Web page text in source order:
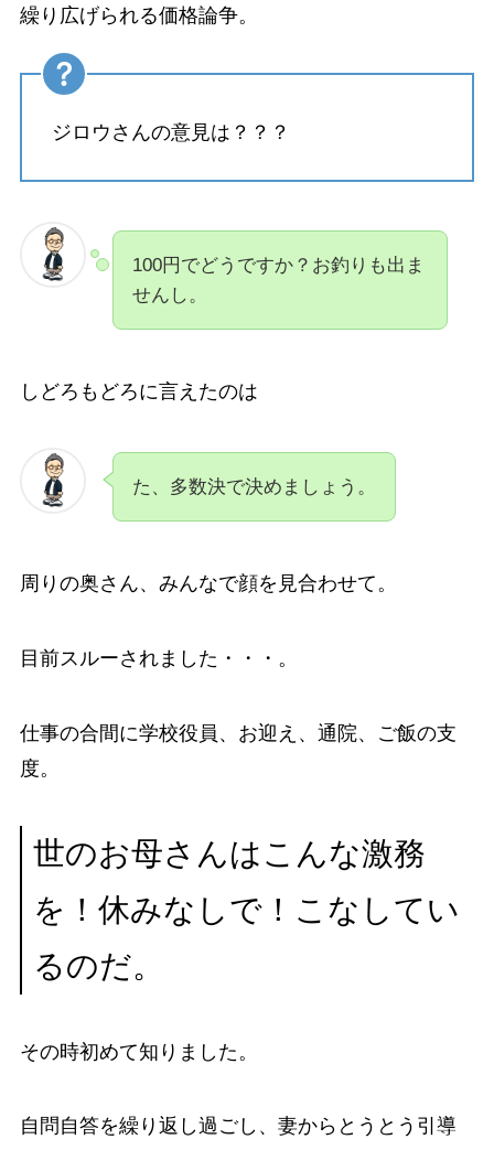
繰り広げられる価格論争。
ジロウさんの意見は？？？
100円でどうですか？お釣りも出ま
せんし。
しどろもどろに言えたのは
た、多数決で決めましょう。
周りの奥さん、みんなで顔を見合わせて。
目前スルーされました・・・。
仕事の合間に学校役員、お迎え、通院、ご飯の支
度。
世のお母さんはこんな激務
を！休みなしで！こなしてい
るのだ。
その時初めて知りました。
自問自答を繰り返し過ごし、妻からとうとう引導